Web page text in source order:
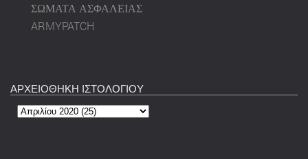
ΣΩΜΑΤΑ ΑΣΦΑΛΕΙΑΣ
ARMYPATCH
ΑΡΧΕΙΟΘΗΚΗ ΙΣΤΟΛΟΓΙΟΥ